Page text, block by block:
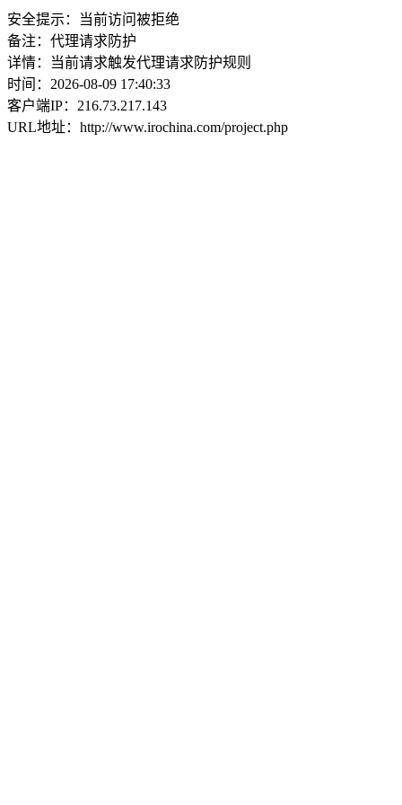
安全提示：当前访问被拒绝
备注：代理请求防护
详情：当前请求触发代理请求防护规则
时间：2026-08-09 17:40:33
客户端IP：216.73.217.143
URL地址：http://www.irochina.com/project.php